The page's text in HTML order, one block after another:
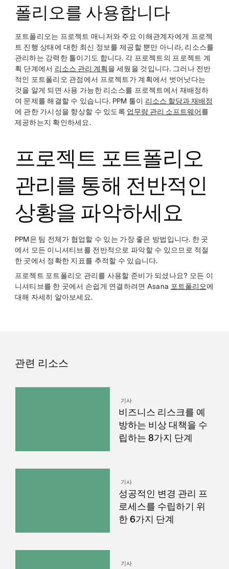
폴리오를 사용합니다
포트폴리오는 프로젝트 매니저와 주요 이해관계자에게 프로젝
트 진행 상태에 대한 최신 정보를 제공할 뿐만 아니라, 리소스를
관리하는 강력한 툴이기도 합니다. 각 프로젝트의 프로젝트 계
획 단계에서 리소스 관리 계획을 세웠을 것입니다. 그러나 전반
적인 포트폴리오 관점에서 프로젝트가 계획에서 벗어낫다는
것을 알게 되면 사용 가능한 리소스를 프로젝트에서 재배정하
여 문제를 해결할 수 있습니다. PPM 툴이 리소스 할당과 재배정
에 관한 가시성을 향상할 수 있도록 업무량 관리 소프트웨어를
제공하는지 확인하세요.
프로젝트 포트폴리오
관리를 통해 전반적인
상황을 파악하세요
PPM은 팀 전체가 협업할 수 있는 가장 좋은 방법입니다. 한 곳
에서 모든 이니셔티브를 전반적으로 파악할 수 있으므로 적절
한 곳에서 정확한 지표를 추적할 수 있습니다.
프로젝트 포트폴리오 관리를 사용할 준비가 되셨나요? 모든 이
니셔티브를 한 곳에서 손쉽게 연결하려면 Asana 포트폴리오에
대해 자세히 알아보세요.
관련 리소스
기사
비즈니스 리스크를 예
방하는 비상 대책을 수
립하는 8가지 단계
기사
성공적인 변경 관리 프
로세스를 수립하기 위
한 6가지 단계
기사